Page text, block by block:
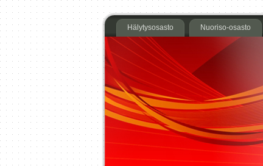
Hälytysosasto Nuoriso-osasto